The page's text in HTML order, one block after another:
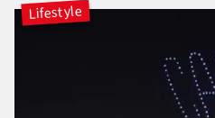
Lifestyle